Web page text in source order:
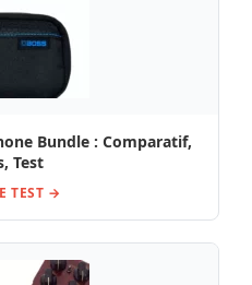
Bundle : Comparatif,
Test
TEST →